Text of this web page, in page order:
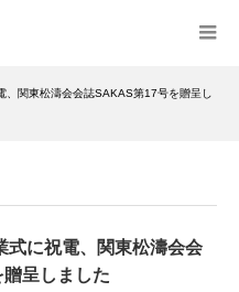
、関東松濤会会誌SAKAS第17号を贈呈し
式に祝電、関東松濤会会
呈しました